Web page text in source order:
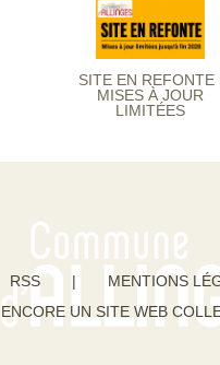
SITE EN REFONTE
MISES À JOUR
LIMITÉES
RSS | MENTIONS
ENCORE UN SITE WEB